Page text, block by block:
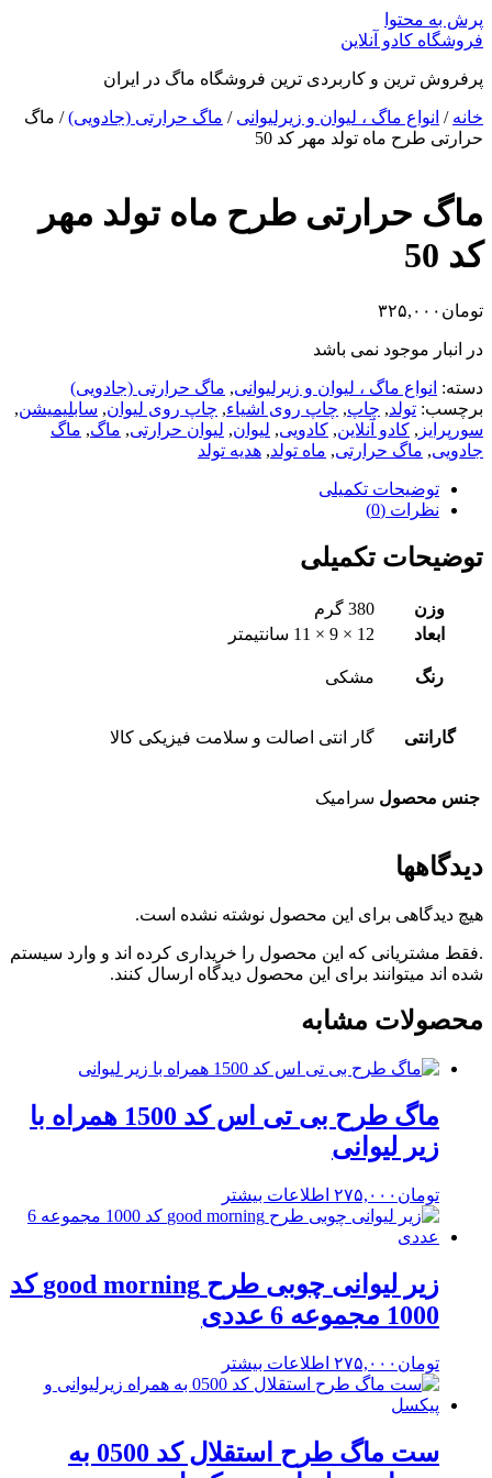
پرش به محتوا
فروشگاه کادو آنلاین
پرفروش ترین و کاربردی ترین فروشگاه ماگ در ایران
خانه / انواع ماگ ، لیوان و زیرلیوانی / ماگ حرارتی (جادویی)/ ماگ
حرارتی طرح ماه تولد مهر کد 50
ماگ حرارتی طرح ماه تولد مهر
کد 50
تومان ۳۲۵,۰۰۰
در انبار موجود نمی باشد
دسته: انواع ماگ ، لیوان و زیرلیوانی, ماگ حرارتی (جادویی)
برچسب: تولد, چاپ, چاپ روی اشیاء, چاپ روی لیوان, سابلیمیشن,
سورپرایز , کادو آنلاین, کادویی, لیوان, لیوان حرارتی, ماگ, ماگ
جادویی, ماگ حرارتی, ماه تولد, هدیه تولد
توضیحات تکمیلی
نظرات (0)
توضیحات تکمیلی
وزن
380 گرم
ابعاد
12 × 9 × 11 سانتیمتر
رنگ مشکی
گارانتی گار انتی اصالت و سلامت فیزیکی کالا
جنس محصول سرامیک
دیدگاهها
هیچ دیدگاهی برای این محصول نوشته نشده است.
.فقط مشتریانی که این محصول را خریداری کرده اند و وارد سیستم
شده اند میتوانند برای این محصول دیدگاه ارسال کنند.
محصولات مشابه
ماگ طرح بی تی اس کد 1500 همراه با
زیر لیوانی
تومان ۲۷۵,۰۰۰ اطلاعات بیشتر
زیر لیوانی چوبی طرح good morning کد
1000 مجموعه 6 عددی
تومان ۲۷۵,۰۰۰ اطلاعات بیشتر
ست ماگ طرح استقلال کد 0500 به